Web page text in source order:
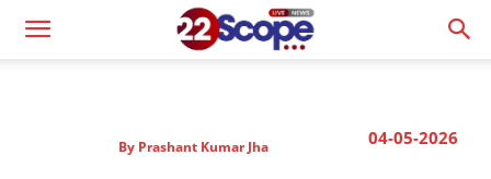
04-05-2026
By Prashant Kumar Jha